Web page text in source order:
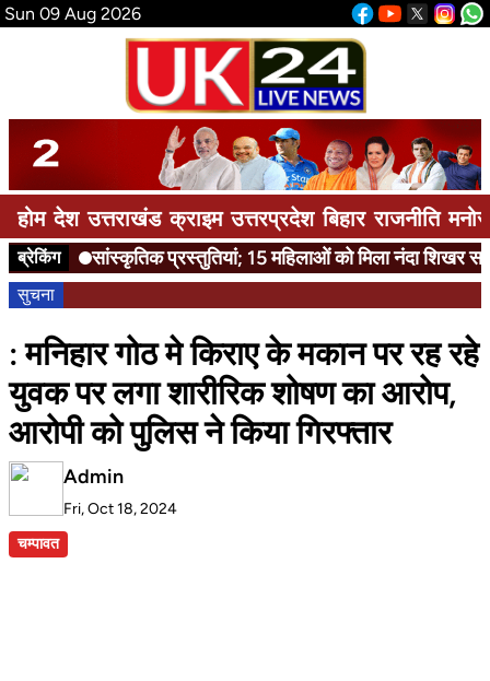
Sun 09 Aug 2026
होम देश उत्तराखंड क्राइम उत्तरप्रदेश बिहार राजनीति
ब्रेकिंग सांस्कृतिक प्रस्तुतियां; 15 महिलाओं को मिला नंदा शिखर
सुचना
: मनिहार गोठ मे किराए के मकान पर रह रहे
युवक पर लगा शारीरिक शोषण का आरोप,
आरोपी को पुलिस ने किया गिरफ्तार
Admin
Fri, Oct 18, 2024
चम्पावत